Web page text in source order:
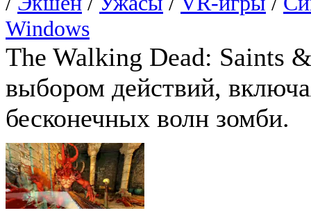
Windows
The Walking Dead: Saints
выбором действий,
бесконечных волн зомби.